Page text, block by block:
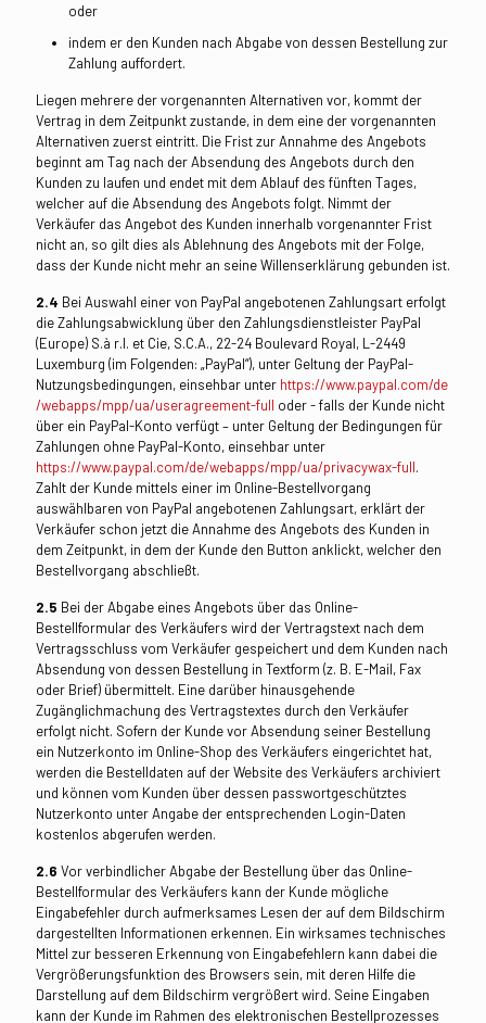
oder
indem er den Kunden nach Abgabe von dessen Bestellung zur
Zahlung auffordert.
Liegen mehrere der vorgenannten Alternativen vor, kommt der
Vertrag in dem Zeitpunkt zustande, in dem eine der vorgenannten
Alternativen zuerst eintritt. Die Frist zur Annahme des Angebots
beginnt am Tag nach der Absendung des Angebots durch den
Kunden zu laufen und endet mit dem Ablauf des fünften Tages,
welcher auf die Absendung des Angebots folgt. Nimmt der
Verkäufer das Angebot des Kunden innerhalb vorgenannter Frist
nicht an, so gilt dies als Ablehnung des Angebots mit der Folge,
dass der Kunde nicht mehr an seine Willenserklärung gebunden ist.
2.4 Bei Auswahl einer von PayPal angebotenen Zahlungsart erfolgt
die Zahlungsabwicklung über den Zahlungsdienstleister PayPal
(Europe) S.à r.l. et Cie, S.C.A., 22-24 Boulevard Royal, L-2449
Luxemburg (im Folgenden: „PayPal“), unter Geltung der PayPal-
Nutzungsbedingungen, einsehbar unter https://www.paypal.com/de
/webapps/mpp/ua/useragreement-full oder - falls der Kunde nicht
über ein PayPal-Konto verfügt – unter Geltung der Bedingungen für
Zahlungen ohne PayPal-Konto, einsehbar unter
https://www.paypal.com/de/webapps/mpp/ua/privacywax-full.
Zahlt der Kunde mittels einer im Online-Bestellvorgang
auswählbaren von PayPal angebotenen Zahlungsart, erklärt der
Verkäufer schon jetzt die Annahme des Angebots des Kunden in
dem Zeitpunkt, in dem der Kunde den Button anklickt, welcher den
Bestellvorgang abschließt.
2.5 Bei der Abgabe eines Angebots über das Online-
Bestellformular des Verkäufers wird der Vertragstext nach dem
Vertragsschluss vom Verkäufer gespeichert und dem Kunden nach
Absendung von dessen Bestellung in Textform (z. B. E-Mail, Fax
oder Brief) übermittelt. Eine darüber hinausgehende
Zugänglichmachung des Vertragstextes durch den Verkäufer
erfolgt nicht. Sofern der Kunde vor Absendung seiner Bestellung
ein Nutzerkonto im Online-Shop des Verkäufers eingerichtet hat,
werden die Bestelldaten auf der Website des Verkäufers archiviert
und können vom Kunden über dessen passwortgeschütztes
Nutzerkonto unter Angabe der entsprechenden Login-Daten
kostenlos abgerufen werden.
2.6 Vor verbindlicher Abgabe der Bestellung über das Online-
Bestellformular des Verkäufers kann der Kunde mögliche
Eingabefehler durch aufmerksames Lesen der auf dem Bildschirm
dargestellten Informationen erkennen. Ein wirksames technisches
Mittel zur besseren Erkennung von Eingabefehlern kann dabei die
Vergrößerungsfunktion des Browsers sein, mit deren Hilfe die
Darstellung auf dem Bildschirm vergrößert wird. Seine Eingaben
kann der Kunde im Rahmen des elektronischen Bestellprozesses